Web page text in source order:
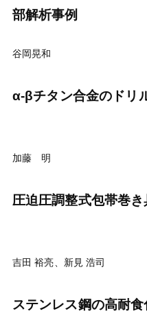
部解析事
谷岡晃和
α-βチタン合
加藤 明
圧迫圧調整式
吉田 裕亮、新見 浩司
ステンレス鋼の高耐